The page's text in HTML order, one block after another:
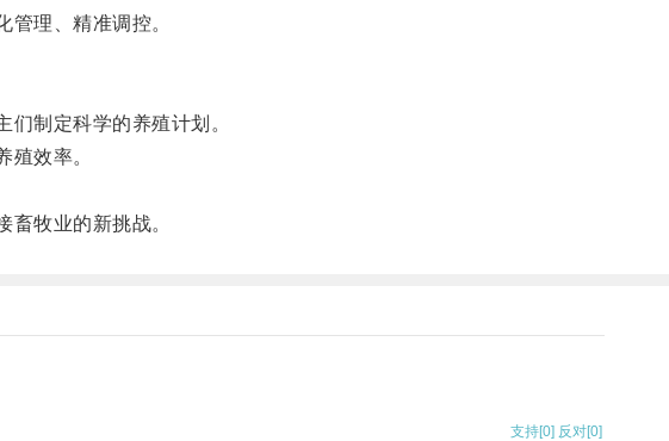
理、精准调控。
制定科学的养殖计划。
效率。
牧业的新挑战。
支持[0] 反对[0]